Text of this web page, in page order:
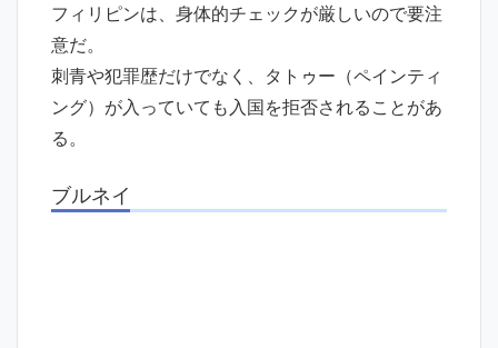
フィリピンは、身体的チェックが厳しいので要注
意だ。
刺青や犯罪歴だけでなく、タトゥー（ペインティ
ング）が入っていても入国を拒否されることがあ
る。
ブルネイ